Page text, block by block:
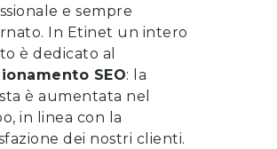
e sempre
In Etinet un intero
è dedicato al
SEO: la
è aumentata nel
in linea con la
dei nostri clienti.